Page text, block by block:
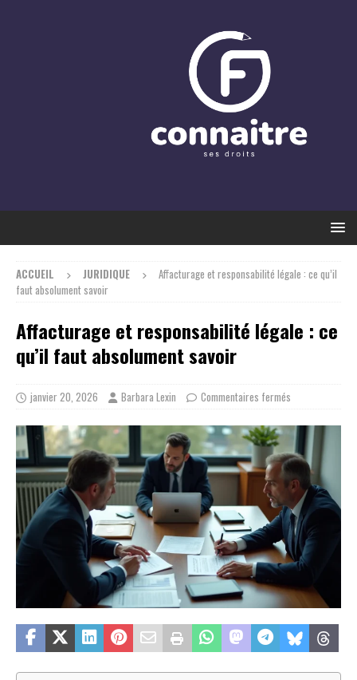
ACCUEIL JURIDIQUE
Affacturage et responsabilité légale : ce qu’il
faut absolument savoir
Affacturage et responsabilité légale : ce
qu’il faut absolument savoir
janvier 20, 2026 Barbara Lexin Commentaires fermés